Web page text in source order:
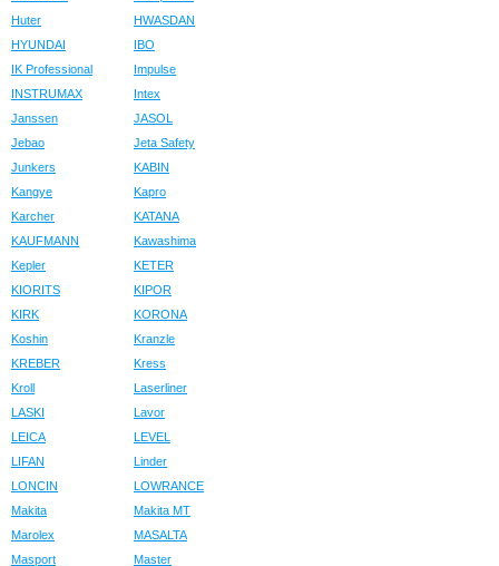
Huter
HWASDAN
HYUNDAI
IBO
IK Professional
Impulse
INSTRUMAX
Intex
Janssen
JASOL
Jebao
Jeta Safety
Junkers
KABIN
Kangye
Kapro
Karcher
KATANA
KAUFMANN
Kawashima
Kepler
KETER
KIORITS
KIPOR
KIRK
KORONA
Koshin
Kranzle
KREBER
Kress
Kroll
Laserliner
LASKI
Lavor
LEICA
LEVEL
LIFAN
Linder
LONCIN
LOWRANCE
Makita
Makita MT
Marolex
MASALTA
Masport
Master